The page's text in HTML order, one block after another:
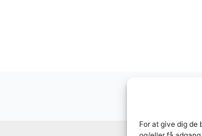
For at give dig de